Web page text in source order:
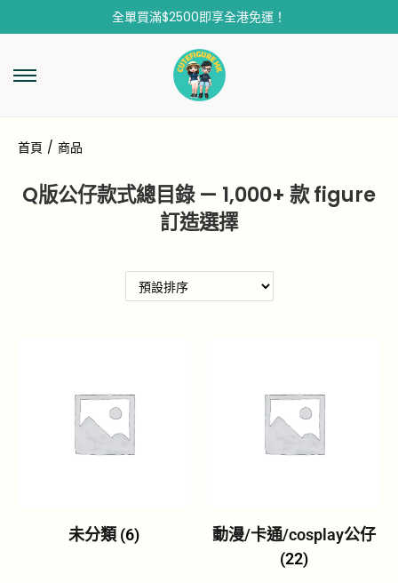
全單買滿$2500即享全港免運！
首頁 / 商品
Q版公仔款式總目錄 — 1,000+ 款 figure
訂造選擇
未分類 (6)
動漫/卡通/cosplay公仔
(22)